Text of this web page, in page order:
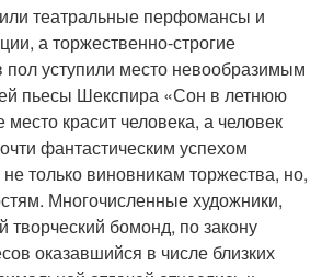
театральные перфомансы и
а торжественно-строгие
пол уступили место невообразимым
пьесы Шекспира «Сон в летнюю
красит человека, а человек
фантастическим успехом
только виновникам торжества, но,
Многочисленные художники,
творческий бомонд, по закону
оказавшийся в числе близких